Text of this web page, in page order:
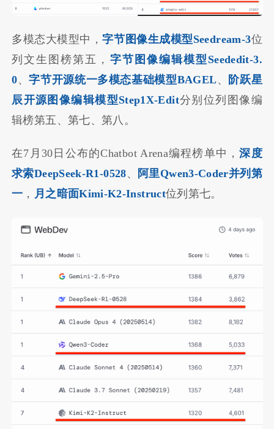
多模态大模型中，字节图像生成模型Seedream-3位
列文生图榜第五， 字节图像编辑模型Seededit-3.
0、字节开源统一多模态基础模型BAGEL、
阶跃星
辰开源图像编辑模型Step1X-Edit分别位列图像编
辑榜第五、第七、第八。
在7月30日公布的Chatbot Arena编程榜单中，深度
求索DeepSeek-R1-0528、
阿里Qwen3-Coder并列第
一 ， 月之暗面Kimi-K2-Instruct位列第七。